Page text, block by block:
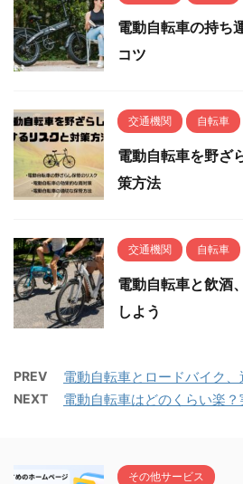
電動自転車の持ち
コツ
交通機関 自転車
電動自転車を野ざ
策方法
交通機関 自転車
電動自転車と飲酒
しよう
PREV 電動自転車とロードバイク
NEXT 電動自転車はどのくらい楽
その他サービス